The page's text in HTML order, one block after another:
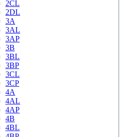
2CL
2DL
3A
3AL
3AP
3B
3BL
3BP
3CL
3CP
4A
4AL
4AP
4B
4BL